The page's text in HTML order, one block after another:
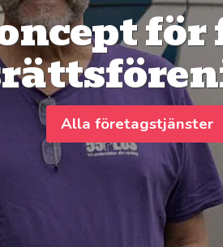
Alla företagstjänster